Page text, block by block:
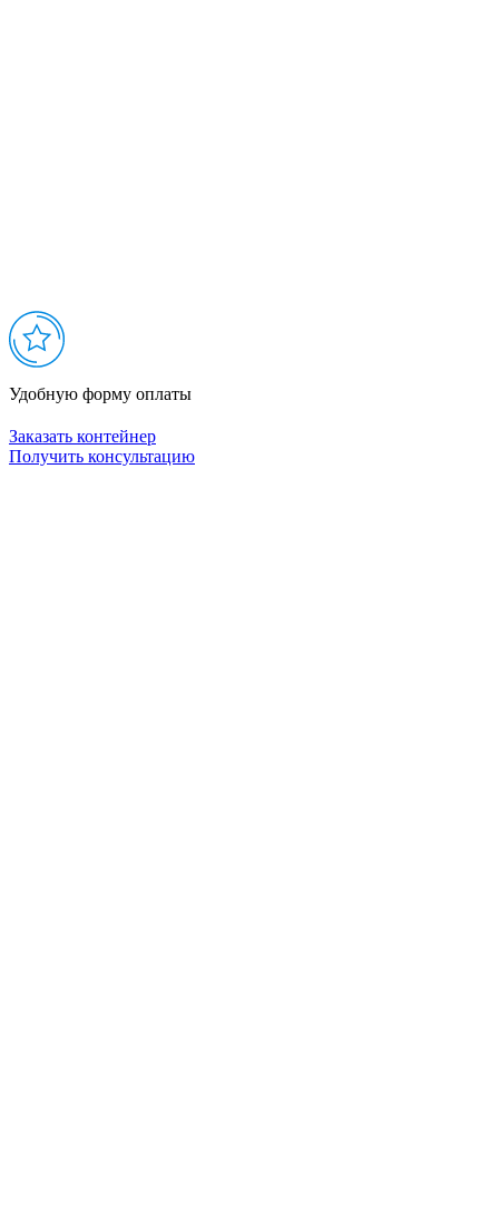
Удобную форму оплаты
Заказать контейнер
Получить консультацию